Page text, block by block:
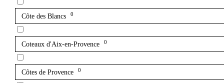
Côte des Blancs 0
Coteaux d'Aix-en-Provence 0
Côtes de Provence 0